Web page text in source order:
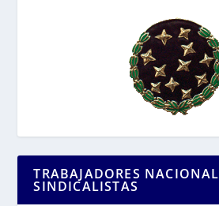
TRABAJADORES NACIONAL
SINDICALISTAS